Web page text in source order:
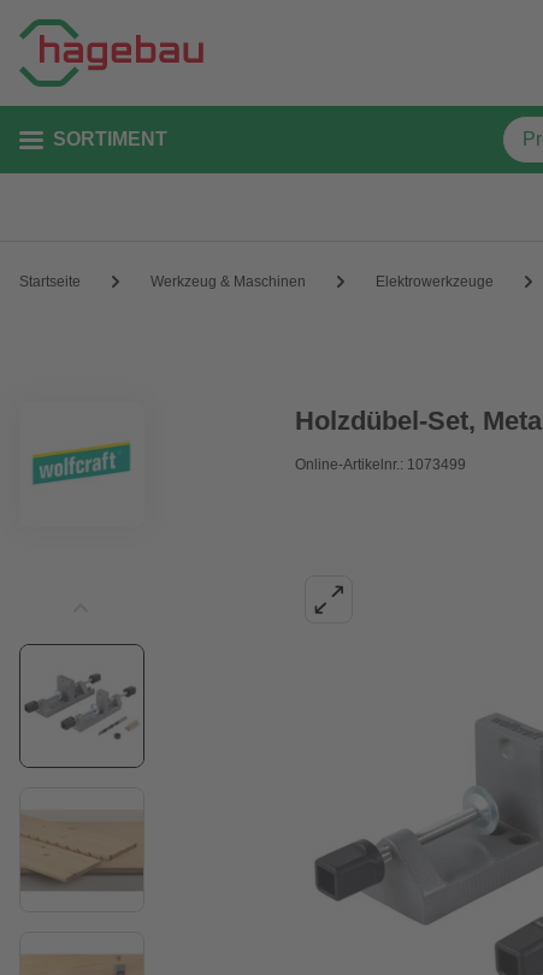
SORTIMENT
Startseite Werkzeug & Maschinen Elektrowerkzeuge
Holzdübel-Set,
Online-Artikelnr.: 1073499